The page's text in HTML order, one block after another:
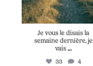
Je vous le disais la
semaine dernière, je
vais ...
33 4